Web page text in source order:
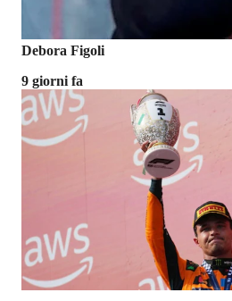
Debora Figoli
9 giorni fa